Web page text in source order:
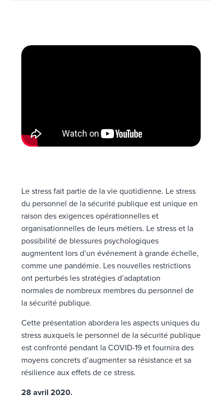
Le stress fait partie de la vie quotidienne. Le stress
du personnel de la sécurité publique est unique en
raison des exigences opérationnelles et
organisationnelles de leurs métiers. Le stress et la
possibilité de blessures psychologiques
augmentent lors d’un événement à grande échelle,
comme une pandémie. Les nouvelles restrictions
ont perturbés les stratégies d’adaptation
normales de nombreux membres du personnel de
la sécurité publique.
Cette présentation abordera les aspects uniques du
stress auxquels le personnel de la sécurité publique
est confronté pendant la COVID-19 et fournira des
moyens concrets d’augmenter sa résistance et sa
résilience aux effets de ce stress.
28 avril 2020.